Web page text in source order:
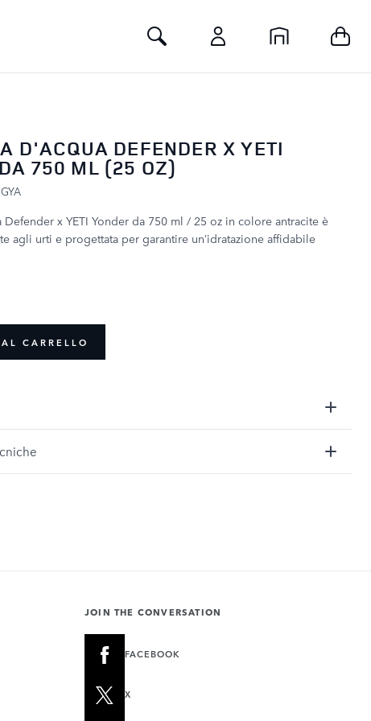
Toggle Search
D'ACQUA DEFENDER X YETI
750 ML (25 OZ)
Defender x YETI Yonder da 750 ml / 25 oz in colore antracite è
agli urti e progettata per garantire un’idratazione affidabile
CARRELLO
JOIN THE CONVERSATION
FACEBOOK
X